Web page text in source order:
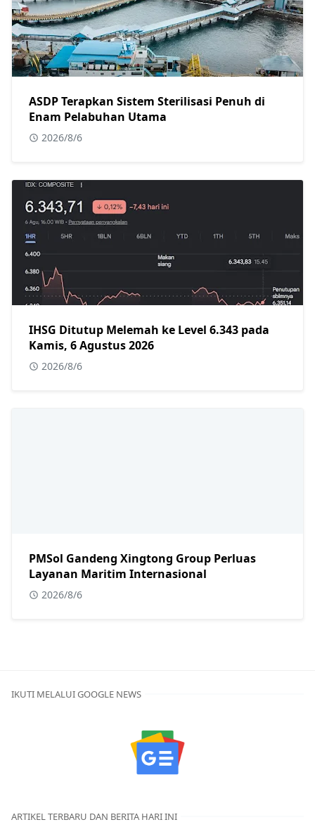
ASDP Terapkan Sistem Sterilisasi Penuh di
Enam Pelabuhan Utama
2026/8/6
IHSG Ditutup Melemah ke Level 6.343 pada
Kamis, 6 Agustus 2026
2026/8/6
PMSol Gandeng Xingtong Group Perluas
Layanan Maritim Internasional
2026/8/6
IKUTI MELALUI GOOGLE NEWS
ARTIKEL TERBARU DAN BERITA HARI INI